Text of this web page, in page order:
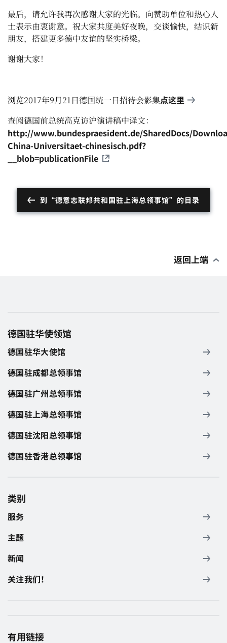
最后，请允许我再次感谢大家的光临。向赞助单位和热心人
士表示由衷谢意。祝大家共度美好夜晚，交谈愉快，结识新
朋友，搭建更多德中友谊的坚实桥梁。
谢谢大家！
浏览2017年9月21日德国统一日招待会影集点这里
查阅德国前总统高克访沪演讲稿中译文：
http://www.bundespraesident.de/SharedDocs/
China-Universitaet-chinesisch.pdf?
__blob=publicationFile
到“德意志联邦共和国驻上海总领事馆”的目录
返回上端
德国驻华使领馆
德国驻华大使馆
德国驻成都总领事馆
德国驻广州总领事馆
德国驻上海总领事馆
德国驻沈阳总领事馆
德国驻香港总领事馆
类别
服务
主题
新闻
关注我们！
有用链接